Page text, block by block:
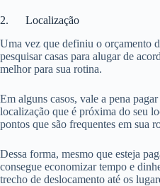
2. Localização
Uma vez que definiu o orçamento
pesquisar casas para alugar de
melhor para sua rotina.
Em alguns casos, vale a pena
localização que é próxima do seu
pontos que são frequentes em sua
Dessa forma, mesmo que esteja
consegue economizar tempo e
trecho de deslocamento até os